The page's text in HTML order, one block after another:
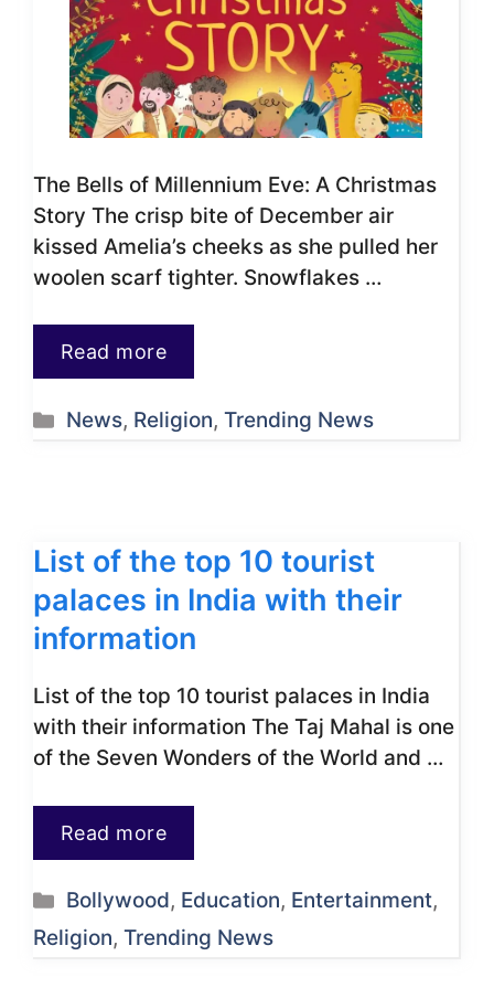
The Bells of Millennium Eve: A Christmas
Story The crisp bite of December air
kissed Amelia’s cheeks as she pulled her
woolen scarf tighter. Snowflakes …
Read more
Categories
News, Religion,Trending News
List of the top 10 tourist
palaces in India with their
information
List of the top 10 tourist palaces in India
with their information The Taj Mahal is one
of the Seven Wonders of the World and …
Read more
Categories
Bollywood, Education, Entertainment,
Religion, Trending News